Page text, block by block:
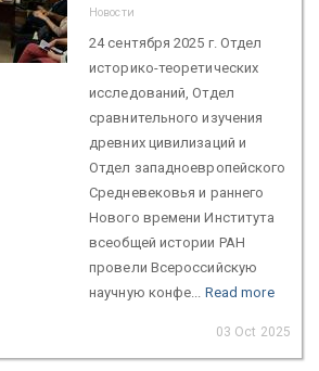
Новости
24 сентября 2025 г. Отдел
историко-теоретических
исследований, Отдел
сравнительного изучения
древних цивилизаций и
Отдел западноевропейского
Средневековья и раннего
Нового времени Института
всеобщей истории РАН
провели Всероссийскую
научную конфе... Read more
03 Oct 2025